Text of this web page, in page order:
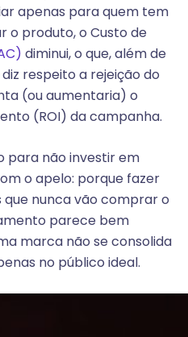
apenas para quem tem
o produto, o Custo de
diminui, o que, além de
respeito a rejeição do
(ou aumentaria) o
(ROI) da campanha.
para não investir em
o apelo: porque fazer
que nunca vão comprar o
parece bem
marca não se consolida
no público ideal.